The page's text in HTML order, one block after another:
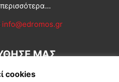
info@edromos.gr
ΜΑΣ
cookies